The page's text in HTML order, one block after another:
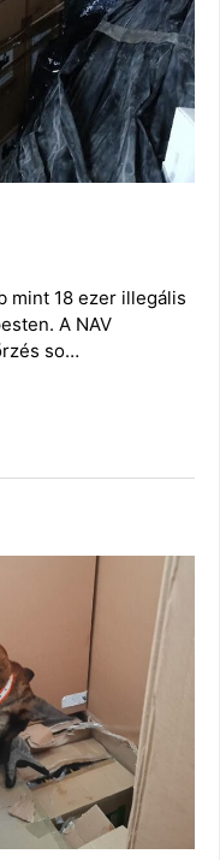
mint 18 ezer illegális
A NAV
so…